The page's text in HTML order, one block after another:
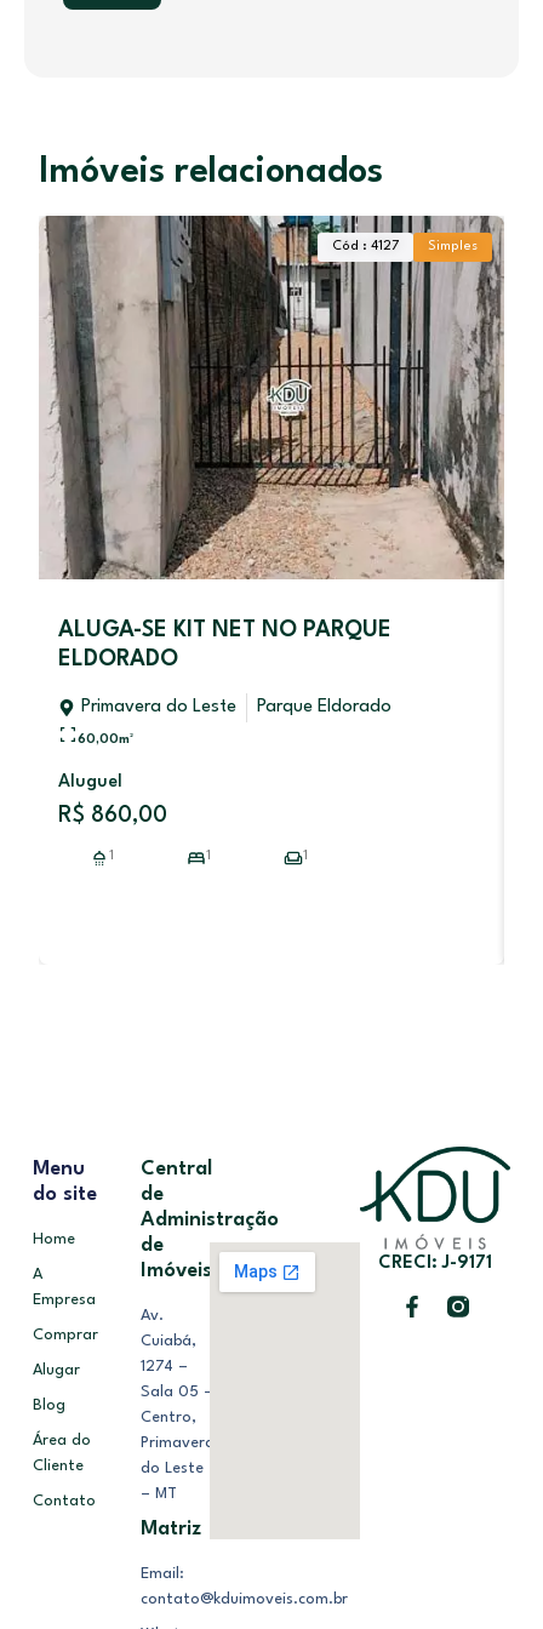
Imóveis relacionados
Cód : 4127 Simples
ALUGA-SE KIT NET NO PARQUE
ELDORADO
Primavera do Leste Parque Eldorado
60,00m²
Aluguel
R$ 860,00
1 1 1
CRECI: J-9171
Menu
do site
Home
A
Empresa
Comprar
Alugar
Blog
Área do
Cliente
Contato
Central
de
Administração
de
Imóveis
Av.
Cuiabá,
1274 –
Sala 05 –
Centro,
Primavera
do Leste
– MT
Matriz
Email:
contato@kduimoveis.com.br